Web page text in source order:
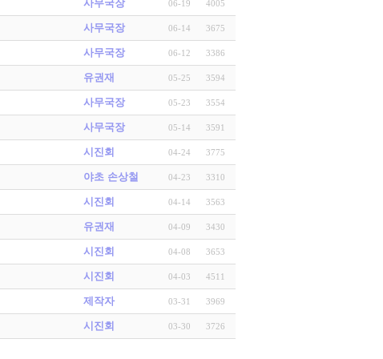
사무국장 06-19 4005
사무국장 06-14 3675
사무국장 06-12 3386
유권재 05-25 3594
사무국장 05-23 3554
사무국장 05-14 3591
시진회 04-24 3775
야초 손상철 04-23 3310
시진회 04-14 3563
유권재 04-09 3430
시진회 04-08 3653
시진회 04-03 4511
제작자 03-31 3969
시진회 03-30 3726